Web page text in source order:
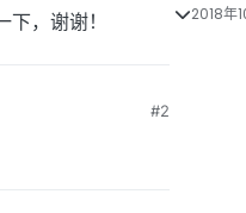
，谢谢！
#2
2018年